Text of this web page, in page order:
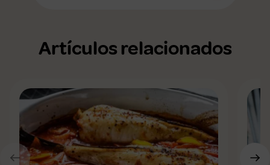
Artículos relacionados